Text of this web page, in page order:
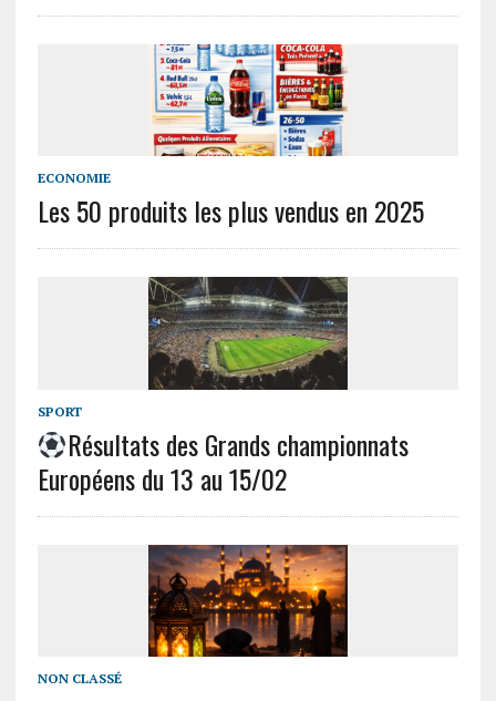
ECONOMIE
Les 50 produits les plus vendus en 2025
SPORT
Résultats des Grands championnats
Européens du 13 au 15/02
NON CLASSÉ